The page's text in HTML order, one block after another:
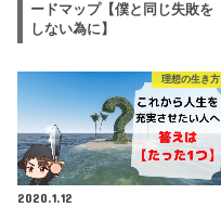
ードマップ【僕と同じ失敗を
しない為に】
理想の生き方
2020.1.12